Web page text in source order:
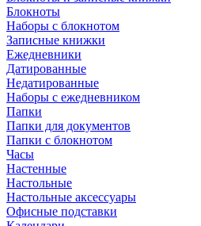
Блокноты
Наборы с блокнотом
Записные книжки
Ежедневники
Датированные
Недатированные
Наборы с ежедневником
Папки
Папки для документов
Папки с блокнотом
Часы
Настенные
Настольные
Настольные аксессуары
Офисные подставки